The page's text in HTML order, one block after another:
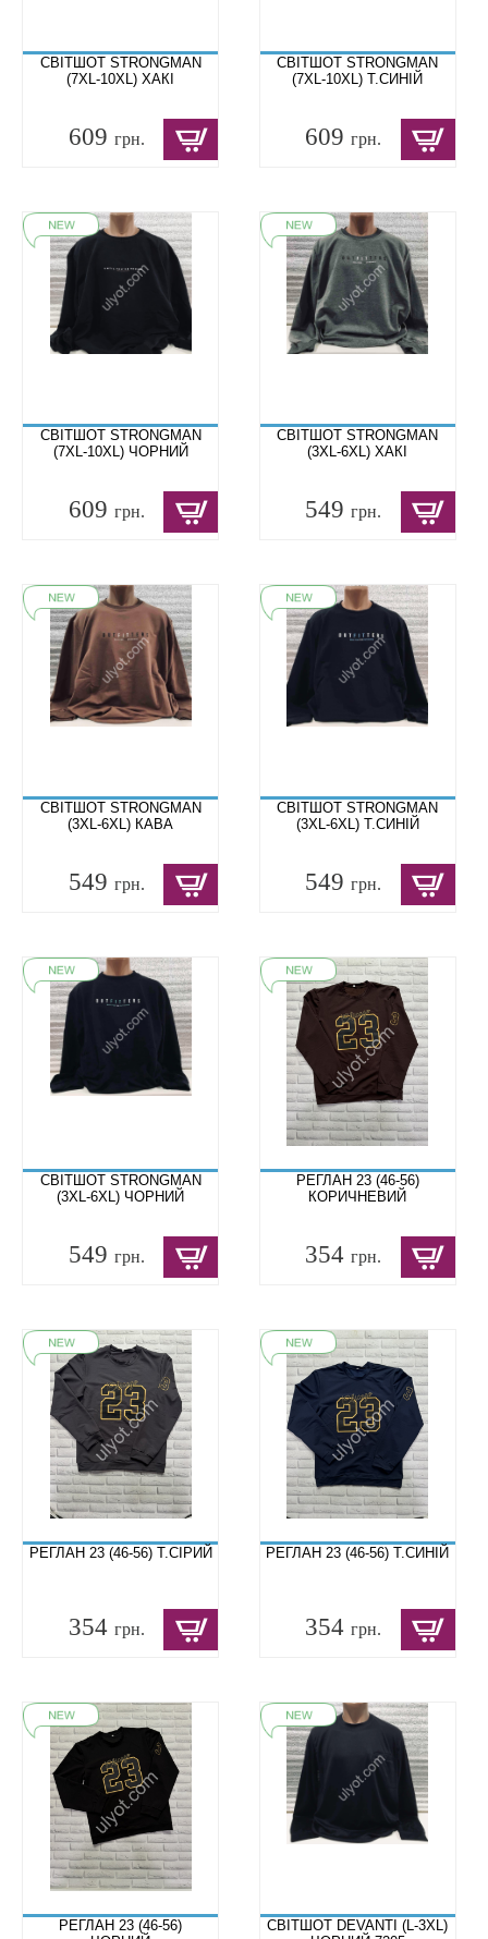
СВІТШОТ STRONGMAN
(7XL-10XL) ХАКІ
609 грн.
СВІТШОТ STRONGMAN
(7XL-10XL) Т.СИНІЙ
609грн.
СВІТШОТ STRONGMAN
(7XL-10XL) ЧОРНИЙ
609 грн.
СВІТШОТ STRONGMAN
(3XL-6XL) ХАКІ
549грн.
СВІТШОТ STRONGMAN
(3XL-6XL) КАВА
549 грн.
СВІТШОТ STRONGMAN
(3XL-6XL) Т.СИНІЙ
549грн.
СВІТШОТ STRONGMAN
(3XL-6XL) ЧОРНИЙ
549 грн.
РЕГЛАН 23 (46-56)
КОРИЧНЕВИЙ
354грн.
РЕГЛАН 23 (46-56) Т.СІРИЙ
354 грн.
РЕГЛАН 23 (46-56) Т.СИНІЙ
354грн.
РЕГЛАН 23 (46-56)
СВІТШОТ DEVANTI (L-3XL)